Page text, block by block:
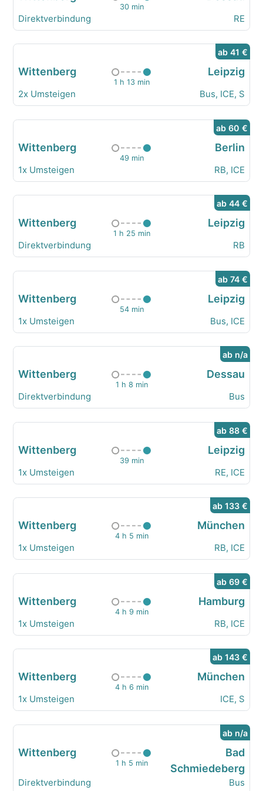
30 min
Direktverbindung RE
ab 41 €
Wittenberg
1 h 13 min
Leipzig
2x Umsteigen Bus, ICE, S
ab 60 €
Wittenberg
49 min
Berlin
1x Umsteigen RB, ICE
ab 44 €
Wittenberg
1 h 25 min
Leipzig
Direktverbindung RB
ab 74 €
Wittenberg
54 min
Leipzig
1x Umsteigen Bus, ICE
ab n/a
Wittenberg
1 h 8 min
Dessau
Direktverbindung Bus
ab 88 €
Wittenberg
39 min
Leipzig
1x Umsteigen RE, ICE
ab 133 €
Wittenberg
4 h 5 min
München
1x Umsteigen RB, ICE
ab 69 €
Wittenberg
4 h 9 min
Hamburg
1x Umsteigen RB, ICE
ab 143 €
Wittenberg
4 h 6 min
München
1x Umsteigen ICE, S
ab n/a
Wittenberg
1 h 5 min
Bad
Schmiedeberg
Direktverbindung Bus